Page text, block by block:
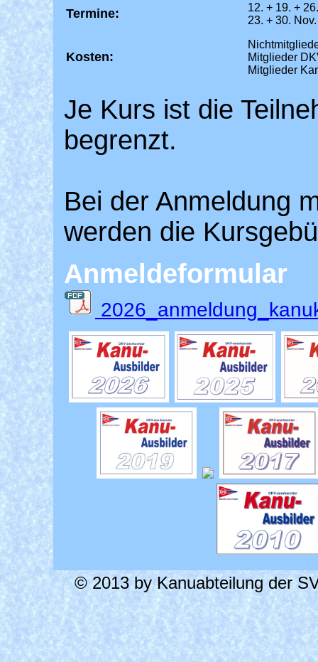
Termine:
12. + 19. +
23. + 30.
Kosten:
Mitglieder
Mitglieder
Je Kurs ist die
begrenzt.
Bei der Anmeldung
werden die
Anmeldeformular
© 2013 by Kanuabteilung der